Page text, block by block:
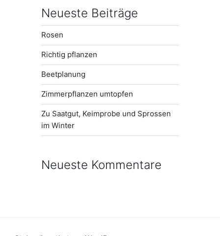
Neueste Beiträge
Rosen
Richtig pflanzen
Beetplanung
Zimmerpflanzen umtopfen
Zu Saatgut, Keimprobe und Sprossen
im Winter
Neueste Kommentare